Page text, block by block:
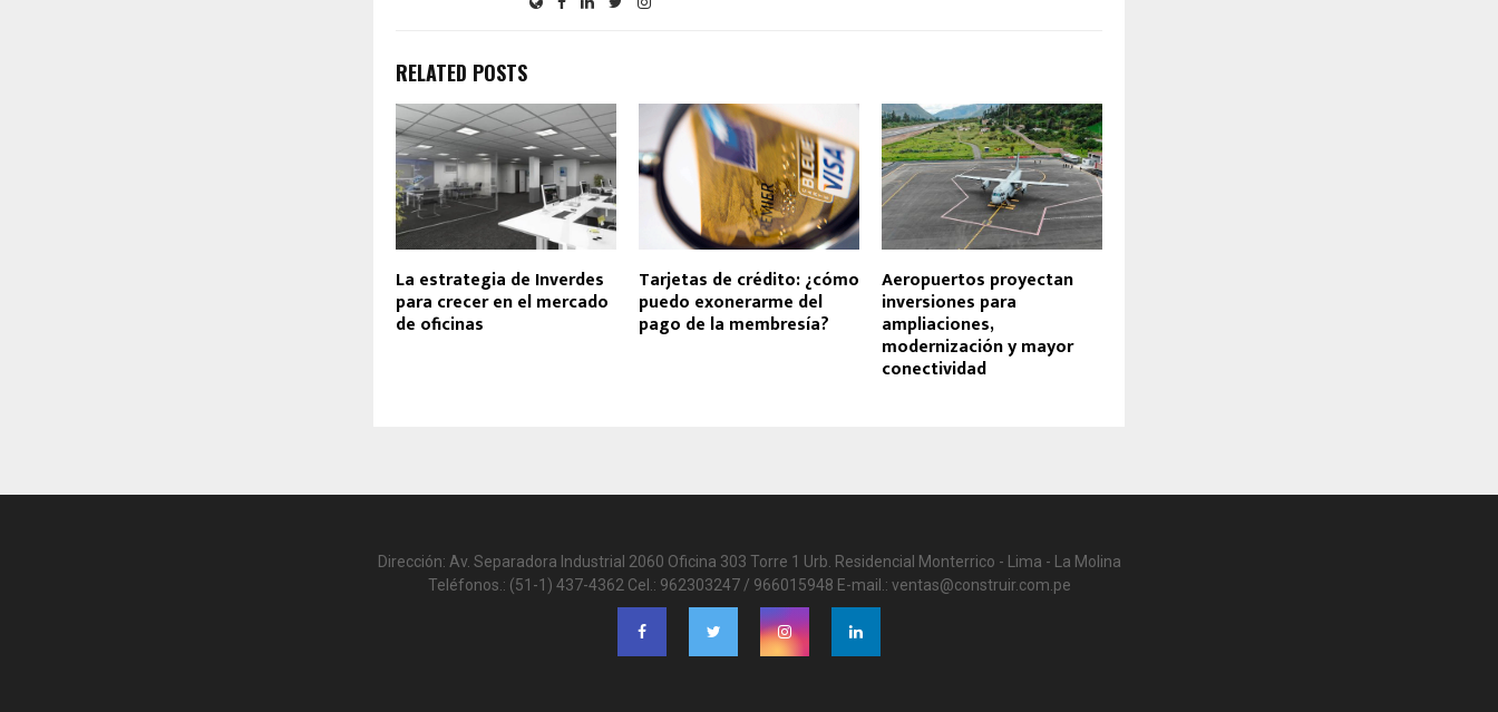
RELATED POSTS
La estrategia de Inverdes
para crecer en el mercado
de oficinas
Tarjetas de crédito: ¿cómo
puedo exonerarme del
pago de la membresía?
Aeropuertos proyectan
inversiones para
ampliaciones,
modernización y mayor
conectividad
Dirección: Av. Separadora Industrial 2060 Oficina 303 Torre 1 Urb. Residencial Monterrico - Lima - La Molina
Teléfonos.: (51-1) 437-4362 Cel.: 962303247 / 966015948 E-mail.: ventas@construir.com.pe